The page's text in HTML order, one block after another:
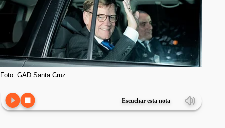
Foto: GAD Santa Cruz
Escuchar esta nota